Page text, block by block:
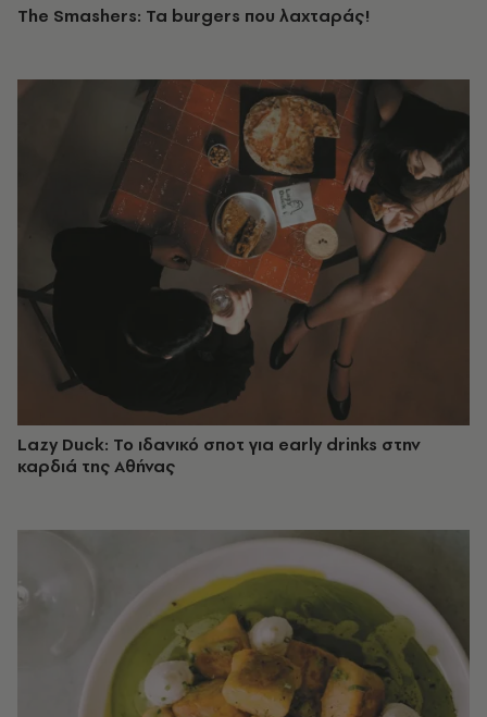
The Smashers: Τα burgers που λαχταράς!
Lazy Duck: Το ιδανικό σποτ για early drinks στην
καρδιά της Αθήνας